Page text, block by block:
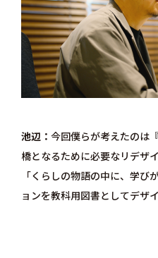
池辺
今回僕らが考えたのは
橋となるために必要なリデザ
「くらしの物語の中に、学び
ョンを教科用図書としてデザ